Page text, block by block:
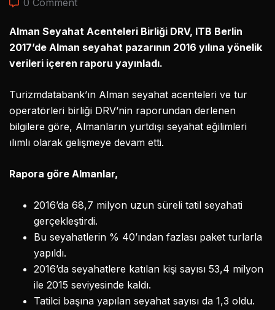
0 Comment
Alman Seyahat Acenteleri Birliği DRV, ITB Berlin
2017’de Alman seyahat pazarının 2016 yılına yönelik
verileri içeren raporu yayınladı.
Turizmdatabank’ın Alman seyahat acenteleri ve tur
operatörleri birliği DRV’nin raporundan derlenen
bilgilere göre, Almanların yurtdışı seyahat eğilimleri
ılımlı olarak gelişmeye devam etti.
Rapora göre Almanlar,
2016’da 68,7 milyon uzun süreli tatil seyahati
gerçekleştirdi.
Bu seyahatlerin % 40’ından fazlası paket turlarla
yapıldı.
2016’da seyahatlere katılan kişi sayısı 53,4 milyon
ile 2015 seviyesinde kaldı.
Tatilci başına yapılan seyahat sayısı da 1,3 oldu.